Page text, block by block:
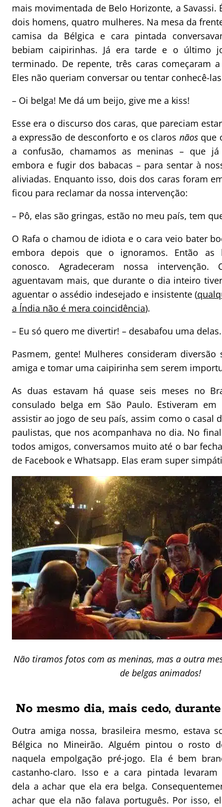
mais movimentada de Belo Horizonte, a Savassi.
dois homens, quatro mulheres. Na mesa da
camisa da Bélgica e cara pintada
bebiam caipirinhas. Já era tarde e o último
terminado. De repente, três caras começaram
Eles não queriam conversar ou tentar conhecê-
– Oi belga! Me dá um beijo, give me a kiss!
Esse era o discurso dos caras, que pareciam
a expressão de desconforto e os claros nãosque
a confusão, chamamos as meninas – que
embora e fugir dos babacas – para sentar à
aliviadas. Enquanto isso, dois dos caras foram
ficou para reclamar da nossa intervenção:
– Pô, elas são gringas, estão no meu país, tem
O Rafa o chamou de idiota e o cara veio bater
embora depois que o ignoramos. Então as
conosco. Agradeceram nossa intervenção.
aguentavam mais, que durante o dia inteiro
aguentar o assédio indesejado e insistente (
a Índia não é mera coincidência).
– Eu só quero me divertir! – desabafou uma delas.
Pasmem, gente! Mulheres consideram
amiga e tomar uma caipirinha sem serem
As duas estavam há quase seis meses no
consulado belga em São Paulo. Estiveram
assistir ao jogo de seu país, assim como o casal
paulistas, que nos acompanhava no dia. No
todos amigos, conversamos muito até o bar
de Facebook e Whatsapp. Elas eram super
Não tiramos fotos com as meninas, mas a outra
de belgas animados!
No mesmo dia, mais cedo,
Outra amiga nossa, brasileira mesmo, estava
Bélgica no Mineirão. Alguém pintou o rosto
naquela empolgação pré-jogo. Ela é bem
castanho-claro. Isso e a cara pintada
dela a achar que ela era belga.
achar que ela não falava português. Por isso,